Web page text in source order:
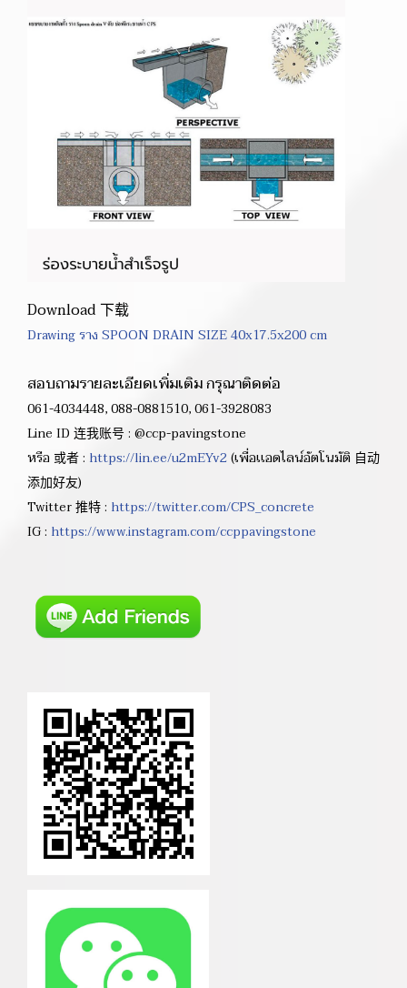
Download 下载
Drawing ราง SPOON DRAIN SIZE 40x17.5x200 cm
สอบถามรายละเอียดเพิ่มเติม กรุณาติดต่อ
061-4034448, 088-0881510, 061-3928083
Line ID 连我账号 : @ccp-pavingstone
หรือ 或者 : https://lin.ee/u2mEYv2(เพื่อเเอดไลน์อัตโนมัติ 自动
添加好友)
Twitter 推特 : https://twitter.com/CPS_concrete
IG : https://www.instagram.com/ccppavingstone